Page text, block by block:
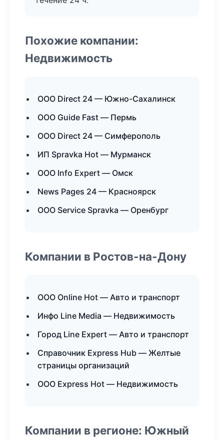
Похожие компании:
Недвижимость
ООО Direct 24 — Южно-Сахалинск
ООО Guide Fast — Пермь
ООО Direct 24 — Симферополь
ИП Spravka Hot — Мурманск
ООО Info Expert — Омск
News Pages 24 — Красноярск
ООО Service Spravka — Оренбург
Компании в Ростов-на-Дону
ООО Online Hot — Авто и транспорт
Инфо Line Media — Недвижимость
Город Line Expert — Авто и транспорт
Справочник Express Hub — Желтые
страницы организаций
ООО Express Hot — Недвижимость
Компании в регионе: Южный